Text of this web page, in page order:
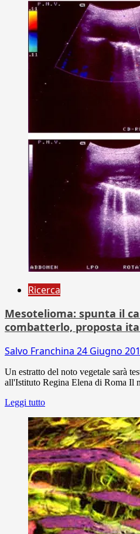
Ricerca
Mesotelioma: spunta il
combatterlo, proposta
Salvo Franchina 24 Giugno
Un estratto del noto vegetale sarà
all'Istituto Regina Elena di Roma Il
Leggi tutto